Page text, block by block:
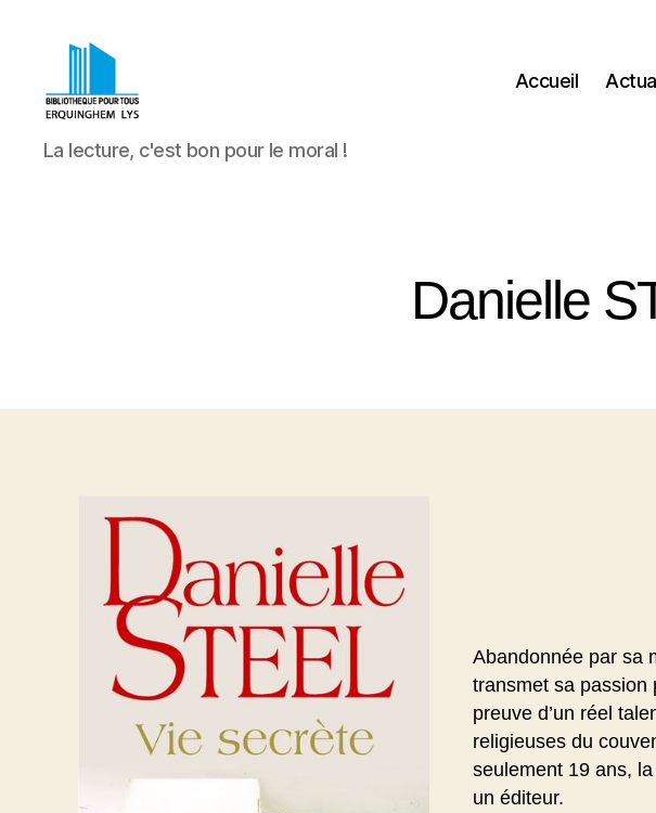
Bibliothèque
Pour
La lecture, c'est bon pour le moral !
Accueil
Danielle
Abandonnée par sa
transmet sa passion
preuve d’un réel
religieuses du
seulement 19 ans,
un éditeur.